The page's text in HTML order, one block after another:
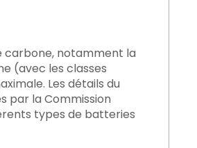
carbone, notamment la
(avec les classes
Les détails du
par la Commission
types de batteries